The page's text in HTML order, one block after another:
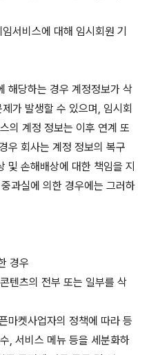
서비스에 대해 임시회원 기
해당하는 경우 계정정보가 삭
가 발생할 수 있으며, 임시회
의 계정 정보는 이후 연계 또
우 회사는 계정 정보의 복구
및 손해배상에 대한 책임을 지
과실에 의한 경우에는 그러하
경우
텐츠의 전부 또는 일부를 삭
마켓사업자의 정책에 따라 등
, 서비스 메뉴 등을 세분화하